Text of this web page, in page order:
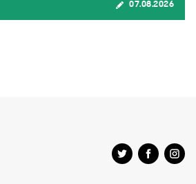
07.08.2026